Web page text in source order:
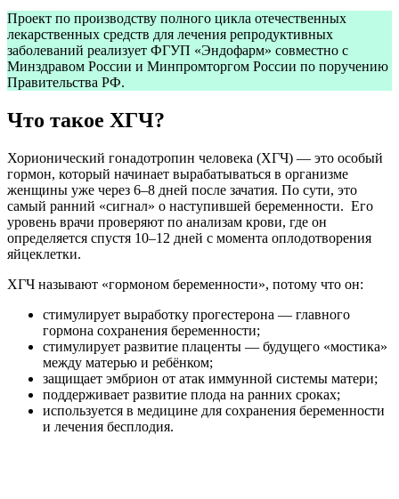
Проект по производству полного цикла отечественных
лекарственных средств для лечения репродуктивных
заболеваний реализует ФГУП «Эндофарм» совместно с
Минздравом России и Минпромторгом России по поручению
Правительства РФ.
Что такое ХГЧ?
Хорионический гонадотропин человека (ХГЧ) — это особый
гормон, который начинает вырабатываться в организме
женщины уже через 6–8 дней после зачатия. По сути, это
самый ранний «сигнал» о наступившей беременности. Его
уровень врачи проверяют по анализам крови, где он
определяется спустя 10–12 дней с момента оплодотворения
яйцеклетки.
ХГЧ называют «гормоном беременности», потому что он:
стимулирует выработку прогестерона — главного
гормона сохранения беременности;
стимулирует развитие плаценты — будущего «мостика»
между матерью и ребёнком;
защищает эмбрион от атак иммунной системы матери;
поддерживает развитие плода на ранних сроках;
используется в медицине для сохранения беременности
и лечения бесплодия.